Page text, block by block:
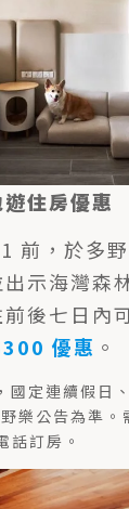
住房優惠
前，於多
示海灣森
後七日內
優惠 。
國定連續假日
樂公告為準。
訂房。